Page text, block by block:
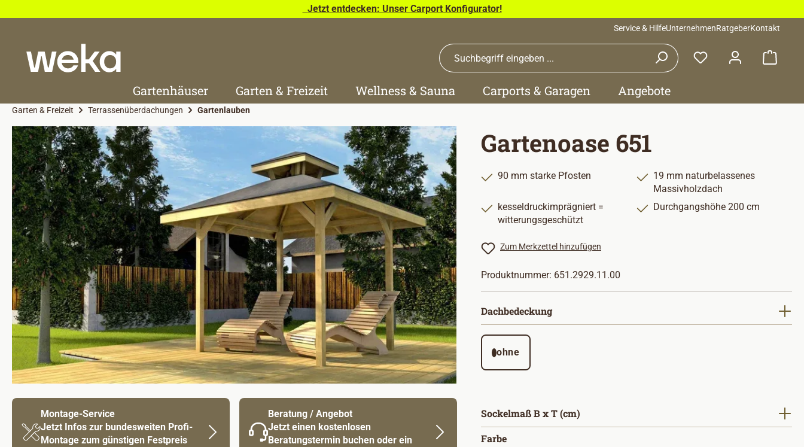
Jetzt entdecken: Unser Carport Konfigurator!
Service & HilfeUnternehmenRatgeberKontakt
Gartenhäuser Garten & Freizeit Wellness & Sauna Carports & Garagen Angebote
Garten & Freizeit Terrassenüberdachungen Gartenlauben
Bildergalerie überspringen
Montage-Service
Jetzt Infos zur bundesweiten Profi-
Montage zum günstigen Festpreis
Beratung / Angebot
Jetzt einen kostenlosen
Beratungstermin buchen oder ein
Gartenoase 651
90 mm starke Pfosten
19 mm naturbelassenes
Massivholzdach
kesseldruckimprägniert =
witterungsgeschützt
Durchgangshöhe 200 cm
Zum Merkzettel hinzufügen
Produktnummer: 651.2929.11.00
Dachbedeckungauswählen
ohne
Sockelmaß B x T (cm)
Farbeauswählen